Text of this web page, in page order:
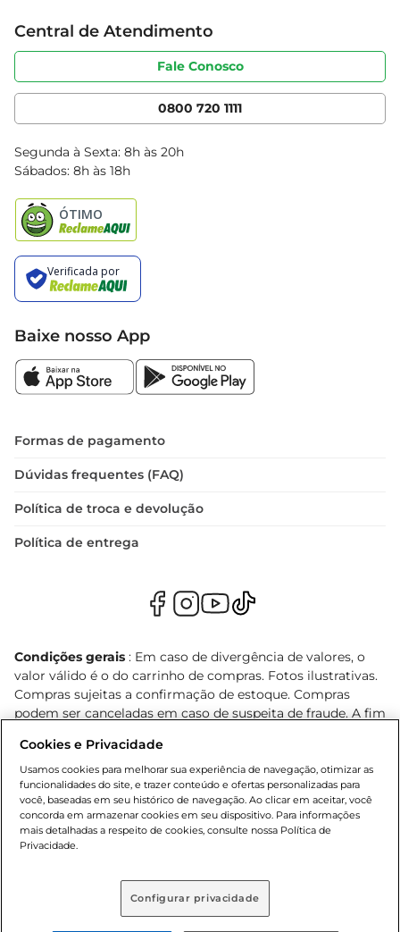
Sobre privacidade
Portal do fornecedor
Cencosud Media
Produtos Bretas
Código de ética
Serviços
Clube Bretas
Blog Bretas
Black Friday
Central de Atendimento
Fale Conosco
0800 720 1111
Segunda à Sexta: 8h às 20h
Sábados: 8h às 18h
Baixe nosso App
Formas de pagamento
Dúvidas frequentes (FAQ)
Política de troca e devolução
Política de entrega
Condições gerais : Em caso de divergência de valores, o
valor válido é o do carrinho de compras. Fotos ilustrativas.
Compras sujeitas a confirmação de estoque. Compras
podem ser canceladas em caso de suspeita de fraude. A fim
nossas promoções, a compra de produtos com preços
promocionais poderá ter sua quantidade limitada por
cliente. Os preços, ofertas e condições são exclusivos para
o e-commerce e válidos durante o dia de hoje, podendo
sofrer alterações sem prévia notificação. Proibida a venda
de bebidas alcoólicas para menores de 18 anos, conforme
Adolescente). Preços e condições exclusivos para o
, podendo sofrer alterações sem aviso
prévio. O valor mínimo para as compras on-line é de R$
Cookies e Privacidade
Usamos cookies para melhorar sua experiência de navegação, otimizar as
funcionalidades do site, e trazer conteúdo e ofertas personalizadas para
você, baseadas em seu histórico de navegação. Ao clicar em aceitar, você
concorda em armazenar cookies em seu dispositivo. Para informações
mais detalhadas a respeito de cookies, consulte nossa Política de
Privacidade.
Configurar privacidade